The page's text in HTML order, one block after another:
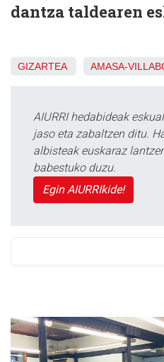
dantza taldearen
GIZARTEA AMASA-
AIURRI hedabideak
jaso eta zabaltzen ditu.
albisteak euskaraz
babestuko duzu.
Egin AIURRIkide!